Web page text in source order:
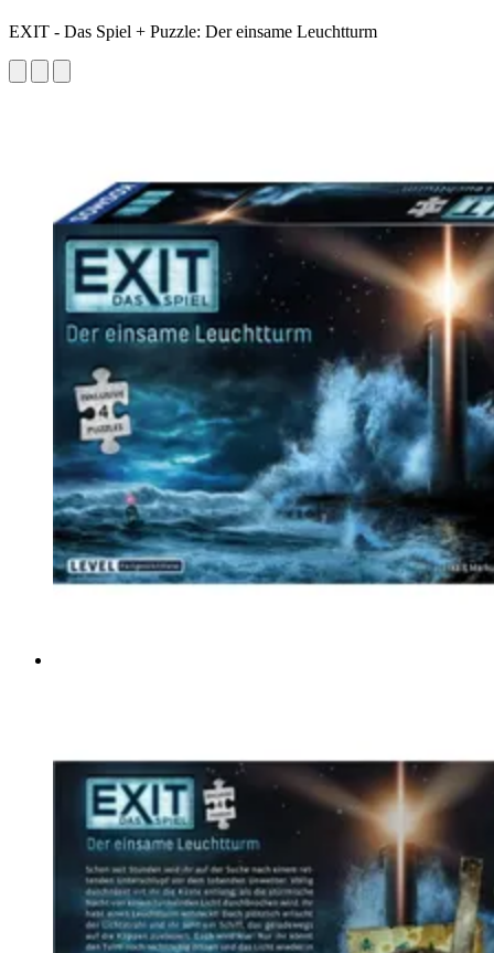
EXIT - Das Spiel + Puzzle: Der einsame Leuchtturm